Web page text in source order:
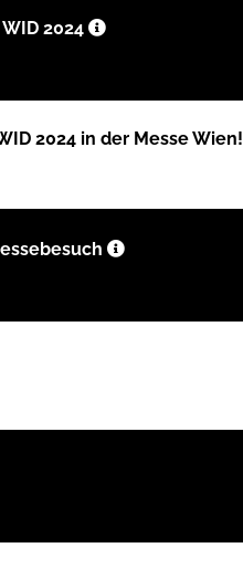
2024
2024 in der Messe Wien!